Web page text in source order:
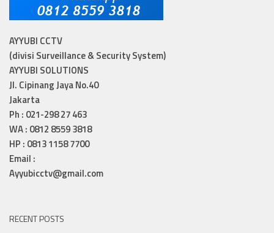
AYYUBI CCTV
(divisi Surveillance & Security System)
AYYUBI SOLUTIONS
Jl. Cipinang Jaya No.40
Jakarta
Ph : 021-298 27 463
WA : 0812 8559 3818
HP : 0813 1158 7700
Email :
Ayyubicctv@gmail.com
RECENT POSTS